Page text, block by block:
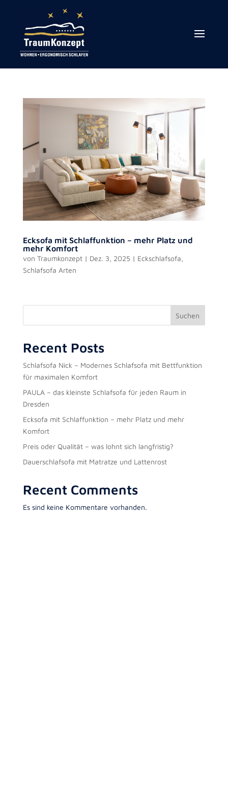
Ecksofa mit Schlaffunktion – mehr Platz und
mehr Komfort
von Traumkonzept| Dez. 3, 2025 | Eckschlafsofa,
Schlafsofa Arten
Suchen
Recent Posts
Schlafsofa Nick – Modernes Schlafsofa mit Bettfunktion
für maximalen Komfort
PAULA – das kleinste Schlafsofa für jeden Raum in
Dresden
Ecksofa mit Schlaffunktion – mehr Platz und mehr
Komfort
Preis oder Qualität – was lohnt sich langfristig?
Dauerschlafsofa mit Matratze und Lattenrost
Recent Comments
Es sind keine Kommentare vorhanden.